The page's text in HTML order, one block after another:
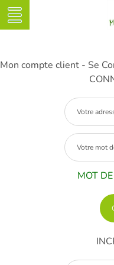
Mon compte client - Se
MOT